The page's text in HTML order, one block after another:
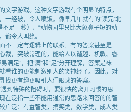
字游戏。这种文字游戏有个明显的特点，
一经破，令人喷饭。像早几年就有的“读完‘北
不足一秒）、“动物园里只比大象鼻子短的动
都令人叫绝。
一定有逻辑上的联系，有的答案甚至是一
裁，突破常理的，能给人以谐趣、机敏、睿
满足”，把“满”和“足”分开理解，答案是袜
看谁的更能刺激别人的笑神经了。因此，对
找更有趣更吸引人们眼球的答案。
特殊的阻碍时，要很快的离开习惯的思
在泛指一些不能用通常的思路来回答的的智
广泛：有益智类，搞笑类，数学类，成人类